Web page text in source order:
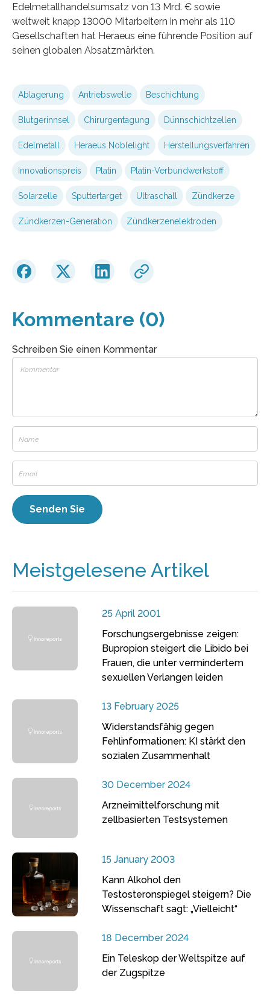
Edelmetallhandelsumsatz von 13 Mrd. € sowie
weltweit knapp 13000 Mitarbeitern in mehr als 110
Gesellschaften hat Heraeus eine führende Position auf
seinen globalen Absatzmärkten.
Ablagerung Antriebswelle Beschichtung
Blutgerinnsel Chirurgentagung Dünnschichtzellen
Edelmetall Heraeus Noblelight Herstellungsverfahren
Innovationspreis Platin Platin-Verbundwerkstoff
Solarzelle Sputtertarget Ultraschall Zündkerze
Zündkerzen-Generation Zündkerzenelektroden
Kommentare (0)
Schreiben Sie einen Kommentar
Meistgelesene Artikel
25 April 2001
Forschungsergebnisse zeigen:
Bupropion steigert die Libido bei
Frauen, die unter vermindertem
sexuellen Verlangen leiden
13 February 2025
Widerstandsfähig gegen
Fehlinformationen: KI stärkt den
sozialen Zusammenhalt
30 December 2024
Arzneimittelforschung mit
zellbasierten Testsystemen
15 January 2003
Kann Alkohol den
Testosteronspiegel steigern? Die
Wissenschaft sagt: „Vielleicht“
18 December 2024
Ein Teleskop der Weltspitze auf
der Zugspitze